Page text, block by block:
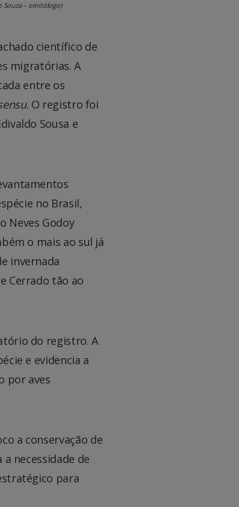
Souza – ornitólogo)
científico de
migratórias. A
entre os
. O registro foi
Sousa e
no Brasil,
Neves Godoy
o mais ao sul já
invernada
Cerrado tão ao
do registro. A
e evidencia a
por aves
a conservação de
necessidade de
para